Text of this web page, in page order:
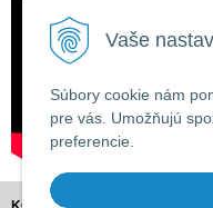
Vaše
Súbory cookie nám
pre vás. Umožňujú
preferencie.